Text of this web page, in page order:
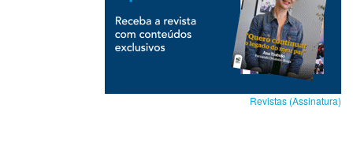
Revistas (Assinatura)